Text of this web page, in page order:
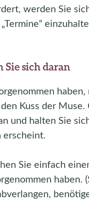
werden Sie
Sie sich daran
Kuss der Muse.
und halten Sie
erscheint.
Sie einfach
haben.